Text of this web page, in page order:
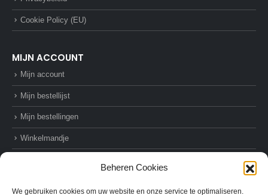
Beheren Cookies
We gebruiken cookies om uw website en onze service te optimaliseren.
Cookie Policy (EU)
MIJN ACCOUNT
Mijn account
Mijn bestellijst
Mijn bestellingen
Winkelmandje